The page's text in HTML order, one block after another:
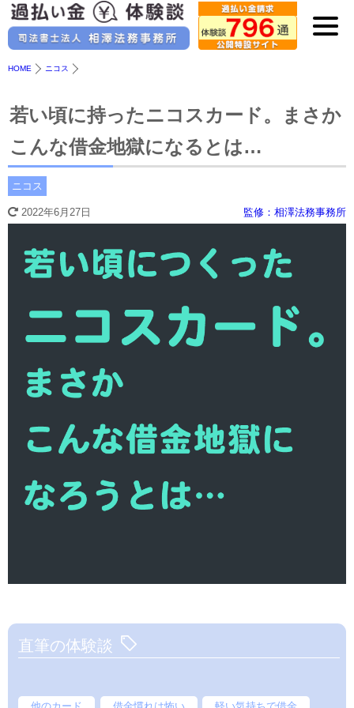
HOME ニコス
若い頃に持ったニコスカード。まさか
こんな借金地獄になるとは…
ニコス
2022年6月27日 監修：相澤法務事務所
直筆の体験談